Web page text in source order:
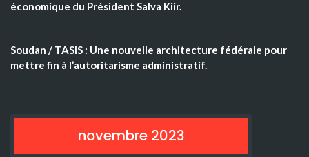
économique du Président Salva Kiir.
Soudan / TASIS : Une nouvelle architecture fédérale pour
mettre fin à l’autoritarisme administratif.
novembre 2023